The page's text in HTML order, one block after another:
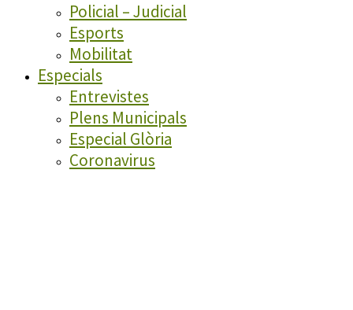
Policial – Judicial
Esports
Mobilitat
Especials
Entrevistes
Plens Municipals
Especial Glòria
Coronavirus